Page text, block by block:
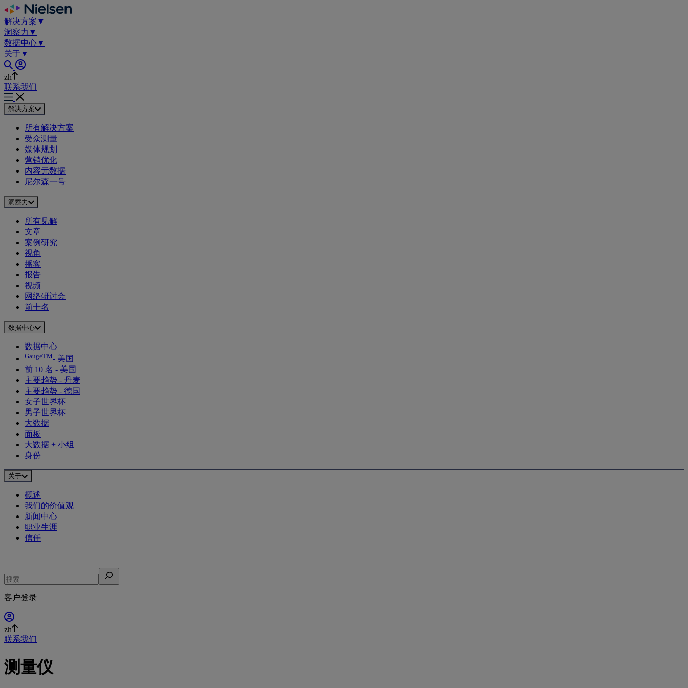
Skip
to
content
解决方案 ▼
洞察力 ▼
数据中心▼
关于▼
zh
联系我们
解决方案
所有解决方案
受众测量
媒体规划
营销优化
内容元数据
尼尔森一号
洞察力
所有见解
文章
案例研究
视角
播客
报告
视频
网络研讨会
前十名
数据中心
数据中心
GaugeTM- 美国
前 10 名 - 美国
主要趋势 - 丹麦
主要趋势 - 德国
女子世界杯
男子世界杯
大数据
面板
大数据 + 小组
身份
关于
概述
我们的价值观
新闻中心
职业生涯
信任
搜
索
客户登录
zh
联系我们
测量仪